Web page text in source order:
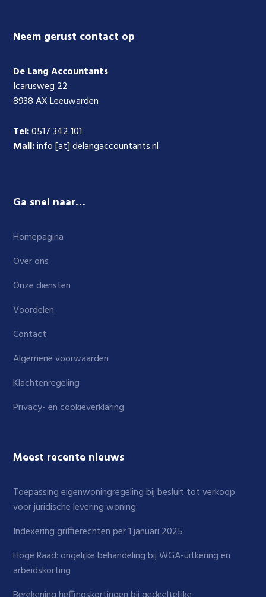
Footer
Neem gerust contact op
De Lang Accountants
Icarusweg 22
8938 AX Leeuwarden
Tel:0517 342 101
Mail:info [at] delangaccountants.nl
Ga snel naar…
Homepagina
Over ons
Onze diensten
Voordelen
Contact
Algemene voorwaarden
Klachtenregeling
Privacy- en cookieverklaring
Meest recente nieuws
Toepassing eigenwoningregeling bij besluit tot verkoop
voor juridische levering woning
Indexering griffierechten per 1 januari 2025
Hoge Raad: ongelijke behandeling bij WGA-uitkering en
arbeidskorting